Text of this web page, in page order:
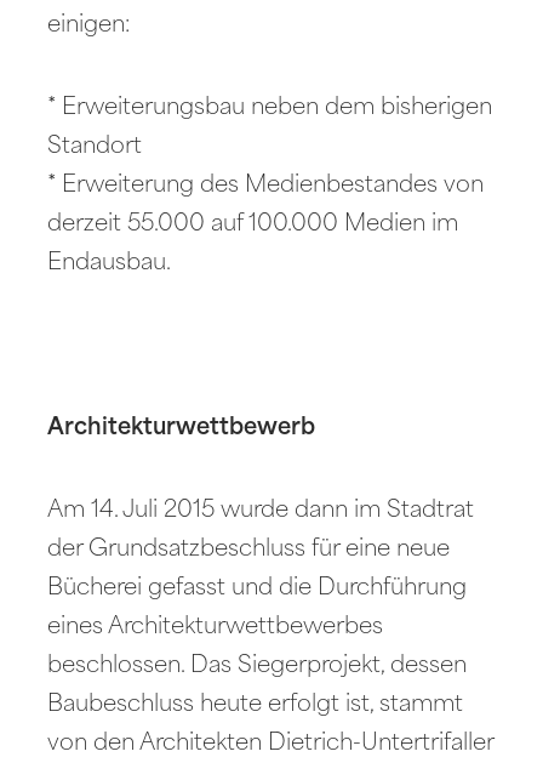
einigen:
* Erweiterungsbau neben dem bisherigen
Standort
* Erweiterung des Medienbestandes von
derzeit 55.000 auf 100.000 Medien im
Endausbau.
Architekturwettbewerb
Am 14. Juli 2015 wurde dann im Stadtrat
der Grundsatzbeschluss für eine neue
Bücherei gefasst und die Durchführung
eines Architekturwettbewerbes
beschlossen. Das Siegerprojekt, dessen
Baubeschluss heute erfolgt ist, stammt
von den Architekten Dietrich-Untertrifaller